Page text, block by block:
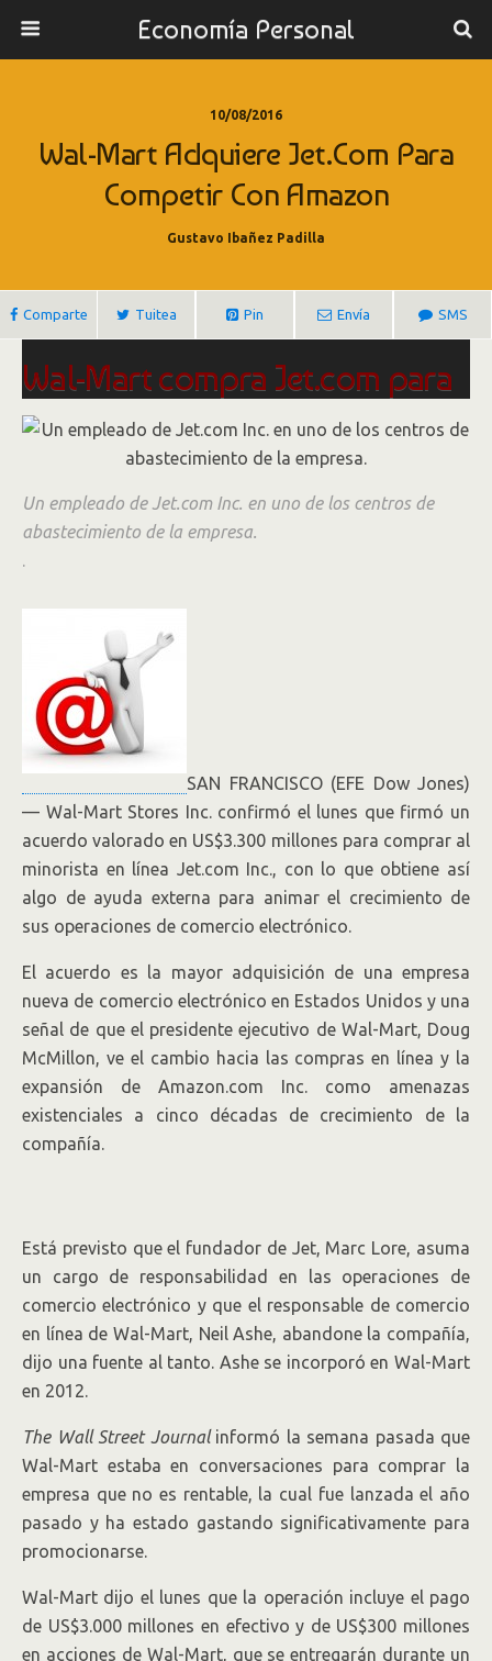
Economía Personal
10/08/2016
Wal-Mart Adquiere Jet.com Para
Competir Con Amazon
Gustavo Ibañez Padilla
Comparte Tuitea Pin Envía SMS
Wal-Mart compra Jet.com para
competir con Amazon
Un empleado de Jet.com Inc. en uno de los centros de
abastecimiento de la empresa.
.
SAN FRANCISCO (EFE Dow Jones)
— Wal-Mart Stores Inc.confirmó el lunes que firmó un
acuerdo valorado en US$3.300 millones para comprar al
minorista en línea Jet.com Inc., con lo que obtiene así
algo de ayuda externa para animar el crecimiento de
sus operaciones de comercio electrónico.
El acuerdo es la mayor adquisición de una empresa
nueva de comercio electrónico en Estados Unidos y una
señal de que el presidente ejecutivo de Wal-Mart, Doug
McMillon, ve el cambio hacia las compras en línea y la
expansión de Amazon.com Inc. como amenazas
existenciales a cinco décadas de crecimiento de la
compañía.
Está previsto que el fundador de Jet, Marc Lore, asuma
un cargo de responsabilidad en las operaciones de
comercio electrónico y que el responsable de comercio
en línea de Wal-Mart, Neil Ashe, abandone la compañía,
dijo una fuente al tanto. Ashe se incorporó en Wal-Mart
en 2012.
The Wall Street Journalinformó la semana pasada que
Wal-Mart estaba en conversaciones para comprar la
empresa que no es rentable, la cual fue lanzada el año
pasado y ha estado gastando significativamente para
promocionarse.
Wal-Mart dijo el lunes que la operación incluye el pago
de US$3.000 millones en efectivo y de US$300 millones
en acciones de Wal-Mart, que se entregarán durante un